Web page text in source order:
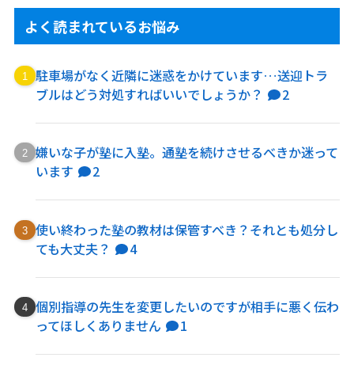
よく読まれているお悩み
駐車場がなく近隣に迷惑をかけています…送迎トラ
ブルはどう対処すればいいでしょうか？
2
嫌いな子が塾に入塾。通塾を続けさせるべきか迷って
います
2
使い終わった塾の教材は保管すべき？それとも処分し
ても大丈夫？
4
個別指導の先生を変更したいのですが相手に悪く伝わ
ってほしくありません
1